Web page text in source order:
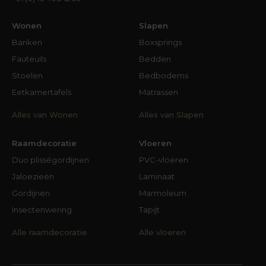
voor een completer en mooier interieur ben je
onze expertise en ons enthousiasme. We weten
zeker dat je huis er nóg mooier door wordt.
Wonen
Banken
Fauteuils
Stoelen
Eetkamertafels
Alles van Wonen
Slapen
Boxsprings
Bedden
Bedbodems
Matrassen
Alles van Slapen
Raamdecoratie
Duo plisségordijnen
Jaloezieën
Gordijnen
Insectenwering
Alle raamdecoratie
Vloeren
PVC-vloeren
Laminaat
Marmoleum
Tapijt
Alle vloeren